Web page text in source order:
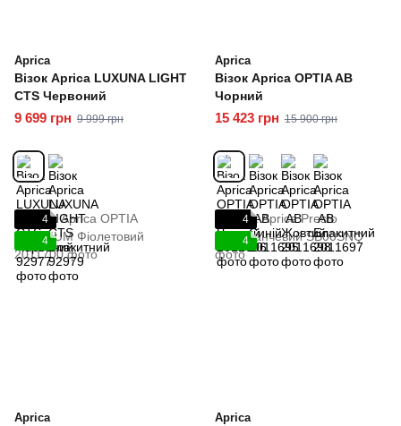
Aprica
Візок Aprica LUXUNA LIGHT
CTS Червоний
9 699 грн 9 999 грн
Aprica
Візок Aprica OPTIA AB
Чорний
15 423 грн 15 900 грн
4
4
Aprica
4
4
Aprica